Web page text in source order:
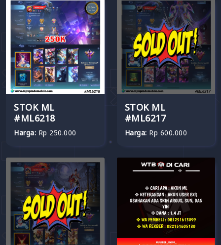
STOK ML
#ML6218
Harga: Rp 250.000
STOK ML
#ML6217
Harga: Rp 600.000